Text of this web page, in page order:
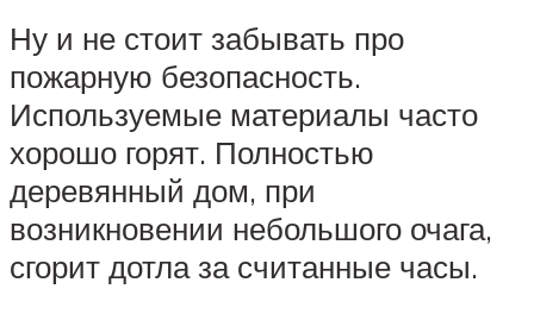
Ну и не стоит забывать про
пожарную безопасность.
Используемые материалы часто
хорошо горят. Полностью
деревянный дом, при
возникновении небольшого очага,
сгорит дотла за считанные часы.